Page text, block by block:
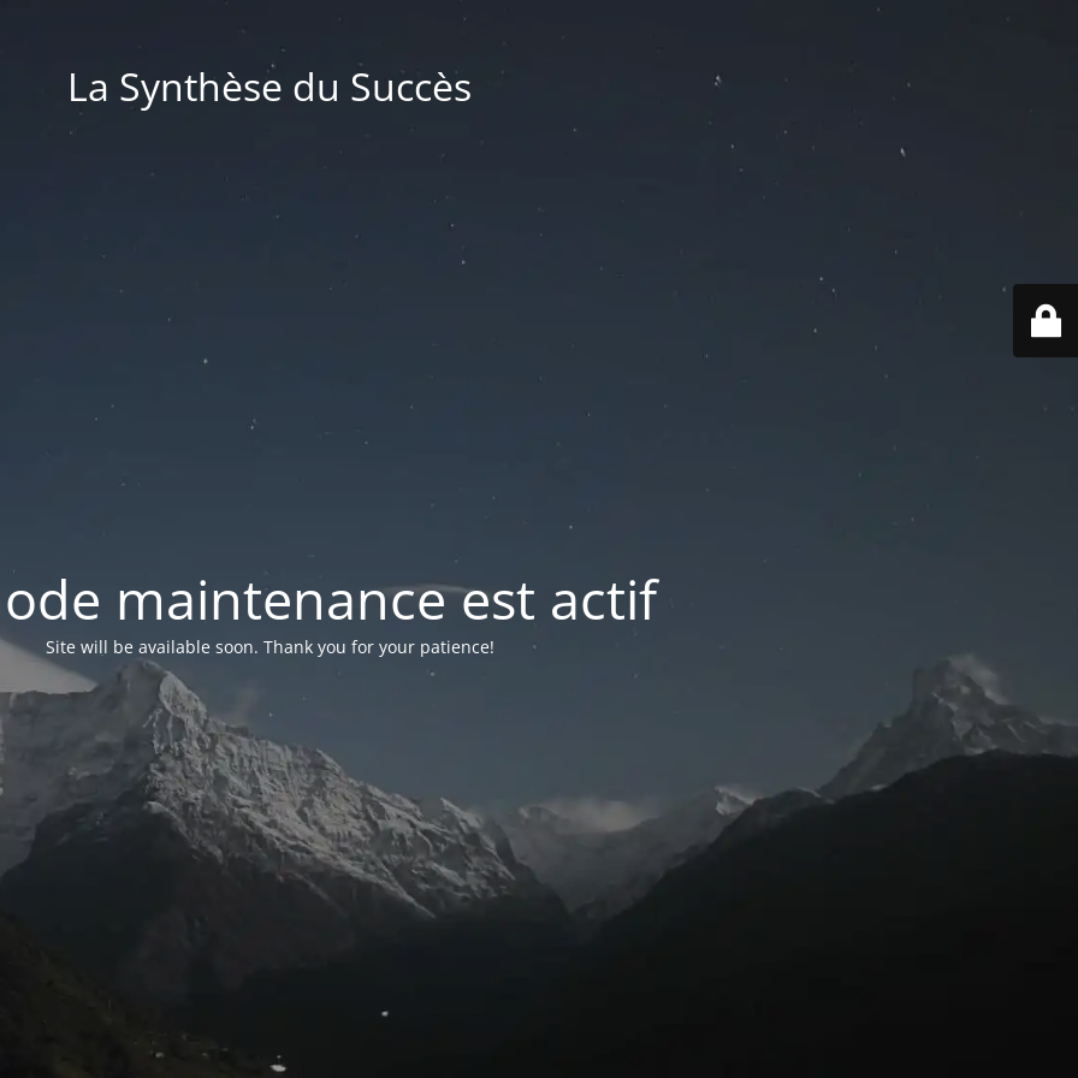
La Synthèse du Succès
maintenance est actif
Site will be available soon. Thank you for your patience!